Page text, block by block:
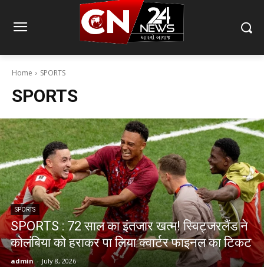
Home SPORTS
SPORTS
SPORTS
SPORTS : 72 साल का इंतजार खत्‍म! स्विट्जरलैंड ने
कोलंबिया को हराकर पा लिया क्‍वार्टर फाइनल का टिकट
admin - July 8, 2026